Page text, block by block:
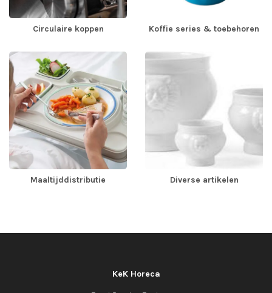
Circulaire koppen Koffie series & toebehoren
Maaltijddistributie Diverse artikelen
KeK Horeca